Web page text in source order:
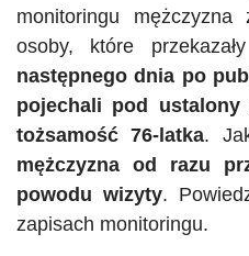
monitoringu mężczyzna
osoby, które
następnego dnia po
pojechali pod ustalony
tożsamość 76-latka.
mężczyzna od razu
powodu wizyty.
zapisach monitoringu.